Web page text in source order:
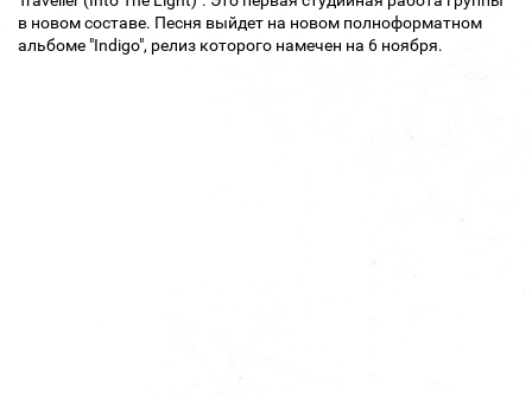
в новом составе. Песня выйдет на новом полноформатном
альбоме "Indigo", релиз которого намечен на 6 ноября.